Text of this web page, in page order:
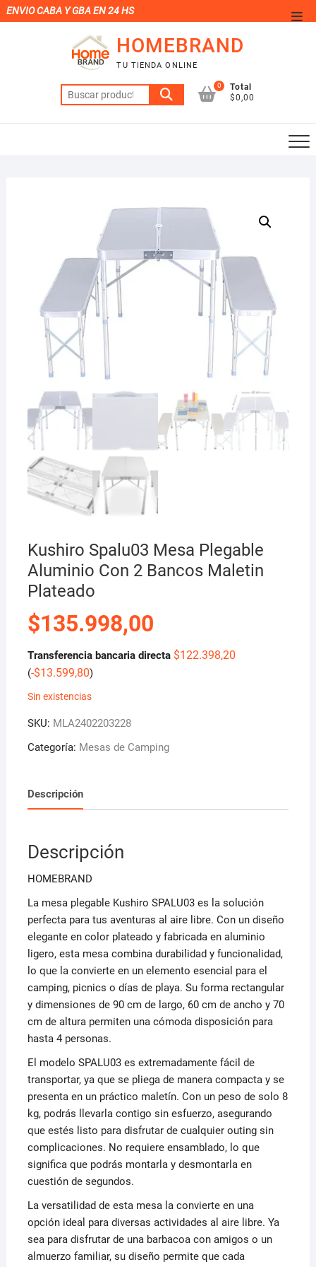
Saltar
al
ENVIO CABA Y GBA EN 24 HS
HOMEBRAND
TU TIENDA ONLINE
Buscar
por:
0
Total
$0,00
Kushiro Spalu03 Mesa Plegable
Aluminio Con 2 Bancos Maletin
Plateado
$135.998,00
Transferencia bancaria directa $122.398,20
(-$13.599,80)
Sin existencias
SKU: MLA2402203228
Categoría: Mesas de Camping
Descripción
Descripción
HOMEBRAND
La mesa plegable Kushiro SPALU03 es la solución
perfecta para tus aventuras al aire libre. Con un diseño
elegante en color plateado y fabricada en aluminio
ligero, esta mesa combina durabilidad y funcionalidad,
lo que la convierte en un elemento esencial para el
camping, picnics o días de playa. Su forma rectangular
y dimensiones de 90 cm de largo, 60 cm de ancho y 70
cm de altura permiten una cómoda disposición para
hasta 4 personas.
El modelo SPALU03 es extremadamente fácil de
transportar, ya que se pliega de manera compacta y se
presenta en un práctico maletín. Con un peso de solo 8
kg, podrás llevarla contigo sin esfuerzo, asegurando
que estés listo para disfrutar de cualquier outing sin
complicaciones. No requiere ensamblado, lo que
significa que podrás montarla y desmontarla en
cuestión de segundos.
La versatilidad de esta mesa la convierte en una
opción ideal para diversas actividades al aire libre. Ya
sea para disfrutar de una barbacoa con amigos o un
almuerzo familiar, su diseño permite que cada